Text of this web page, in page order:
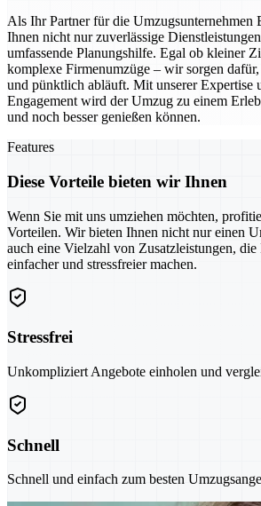
Als Ihr Partner für die Umzugsunternehmen
Ihnen nicht nur zuverlässige
umfassende Planungshilfe. Egal ob kleiner
komplexe Firmenumzüge – wir sorgen dafür,
und pünktlich abläuft. Mit unserer Expertise
Engagement wird der Umzug zu einem
und noch besser genießen können.
Features
Diese Vorteile bieten wir Ihnen
Wenn Sie mit uns umziehen möchten,
Vorteilen. Wir bieten Ihnen nicht nur einen
auch eine Vielzahl von Zusatzleistungen,
einfacher und stressfreier machen.
Stressfrei
Unkompliziert Angebote einholen und
Schnell
Schnell und einfach zum besten